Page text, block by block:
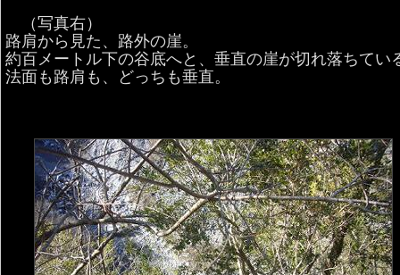
（写真右）
路肩から見た、路外の崖。
約百メートル下の谷底へと、垂直の崖が切れ落ちてい
法面も路肩も、どっちも垂直。